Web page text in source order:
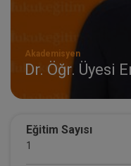
Akademisyen
Dr. Öğr. Üyesi
Eğitim Sayısı
1